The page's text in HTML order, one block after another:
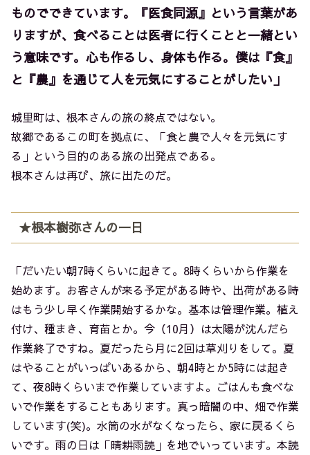
ものでできています。『医食同源』という言葉があ
りますが、食べることは医者に行くことと一緒とい
う意味です。心も作るし、身体も作る。僕は『食』
と『農』を通じて人を元気にすることがしたい」
城里町は、根本さんの旅の終点ではない。
故郷であるこの町を拠点に、「食と農で人々を元気にす
る」という目的のある旅の出発点である。
根本さんは再び、旅に出たのだ。
★根本樹弥さんの一日
「だいたい朝7時くらいに起きて。8時くらいから作業を
始めます。お客さんが来る予定がある時や、出荷がある時
はもう少し早く作業開始するかな。基本は管理作業。植え
付け、種まき、育苗とか。今（10月）は太陽が沈んだら
作業終了ですね。夏だったら月に2回は草刈りをして。夏
はやることがいっぱいあるから、朝4時とか5時には起き
て、夜8時くらいまで作業していますよ。ごはんも食べな
いで作業をすることもあります。真っ暗闇の中、畑で作業
しています(笑)。水筒の水がなくなったら、家に戻るくら
いです。雨の日は「晴耕雨読」を地でいっています。本読